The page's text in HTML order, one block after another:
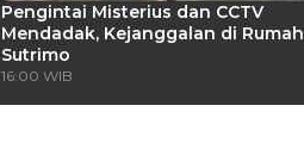
Pengintai Misterius dan CCTV
Mendadak, Kejanggalan di Rumah
Sutrimo
16:00 WIB